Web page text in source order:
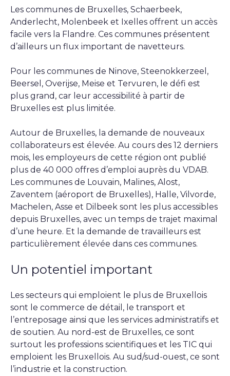
Les communes de Bruxelles, Schaerbeek,
Anderlecht, Molenbeek et Ixelles offrent un accès
facile vers la Flandre. Ces communes présentent
d’ailleurs un flux important de navetteurs.
Pour les communes de Ninove, Steenokkerzeel,
Beersel, Overijse, Meise et Tervuren, le défi est
plus grand, car leur accessibilité à partir de
Bruxelles est plus limitée.
Autour de Bruxelles, la demande de nouveaux
collaborateurs est élevée. Au cours des 12 derniers
mois, les employeurs de cette région ont publié
plus de 40 000 offres d’emploi auprès du VDAB.
Les communes de Louvain, Malines, Alost,
Zaventem (aéroport de Bruxelles), Halle, Vilvorde,
Machelen, Asse et Dilbeek sont les plus accessibles
depuis Bruxelles, avec un temps de trajet maximal
d’une heure. Et la demande de travailleurs est
particulièrement élevée dans ces communes.
Un potentiel important
Les secteurs qui emploient le plus de Bruxellois
sont le commerce de détail, le transport et
l’entreposage ainsi que les services administratifs et
de soutien. Au nord-est de Bruxelles, ce sont
surtout les professions scientifiques et les TIC qui
emploient les Bruxellois. Au sud/sud-ouest, ce sont
l’industrie et la construction.